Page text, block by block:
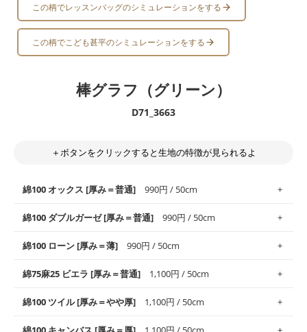
この柄でレッスンバッグのシミュレーションをする
この柄でこども甚平のシミュレーションをする
棒グラフ（グリーン）
D71_3663
＋ボタンをクリックすると生地の特徴が見られるよ
綿100 オックス [厚み＝普通] 990円 / 50cm
使いやすさNo.1！しなやかさと適度な張りを併せ持ち、通気性の
高さがオックス生地の特徴です。当サイトのオックス生地は、
般にお使いいただけます。
※レッスンバッグ、上履き袋などの通園通学グッズにはツイル生
綿100 ダブルガーゼ [厚み＝普通] 990円 / 50cm
柔らかくふんわりとした肌触りが特徴です。ベビー用品やハンカ
チなど直接肌に触れるアイテムに最適です。高い吸湿性・通気性
す。
綿100 ローン [厚み＝薄] 990円 / 50cm
上質で薄手の平織りの生地です。軽やかさとなめらかな手触りの
良さが魅力。透け感があるので、涼しげなトップスなどに最適で
綿75麻25 ビエラ [厚み＝普通] 1,100円 / 50cm
コットン75％リネン25％の当店のビエラ生地は、オックス生地よ
綿100 ツイル [厚み＝やや厚] 1,100円 / 50cm